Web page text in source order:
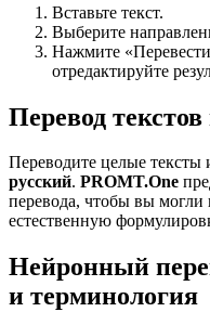
Вставьте текст.
Выберите
Нажмите
отредактируйте
Перевод текстов
Переводите целые тексты
русский. PROMT.One
перевода, чтобы вы
естественную
Нейронный
и терминология